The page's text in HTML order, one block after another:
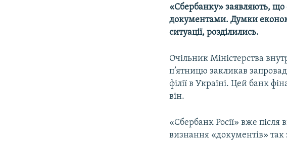
«Сбербанку» заявляють, що
документами. Думки
ситуації, розділились.
Очільник Міністерства
п’ятницю закликав
філії в Україні. Цей банк
він.
«Сбербанк Росії» вже після
визнання «документів»